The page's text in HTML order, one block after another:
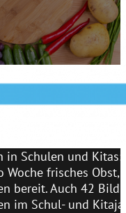
in Schulen und
frisches
bereit. Auch 42
im Schul- und